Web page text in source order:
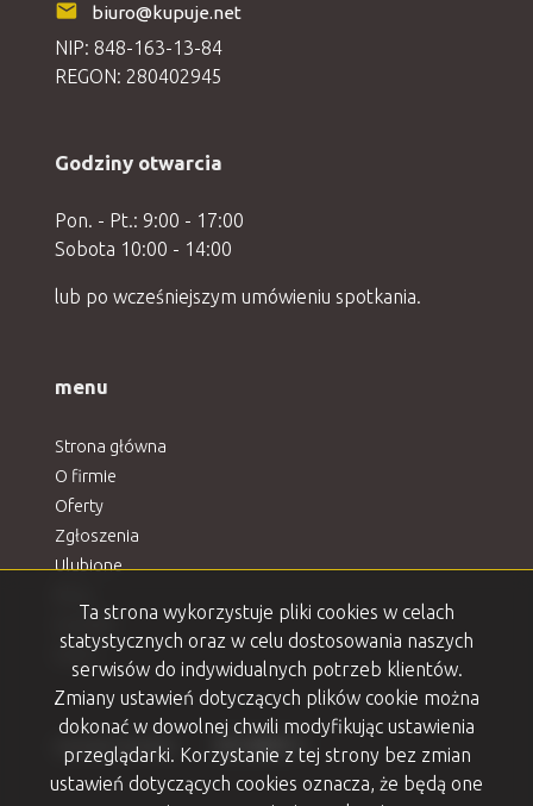
biuro@kupuje.net
NIP: 848-163-13-84
REGON: 280402945
Godziny otwarcia
Pon. - Pt.: 9:00 - 17:00
Sobota 10:00 - 14:00
lub po wcześniejszym umówieniu spotkania.
menu
Strona główna
O firmie
Oferty
Zgłoszenia
Ulubione
Kontakt
Rodo
social media Facebook
Facebook
Facebook
Facebook
Facebook
Ta strona wykorzystuje pliki cookies w celach
statystycznych oraz w celu dostosowania naszych
serwisów do indywidualnych potrzeb klientów.
Zmiany ustawień dotyczących plików cookie można
dokonać w dowolnej chwili modyfikując ustawienia
przeglądarki. Korzystanie z tej strony bez zmian
ustawień dotyczących cookies oznacza, że będą one